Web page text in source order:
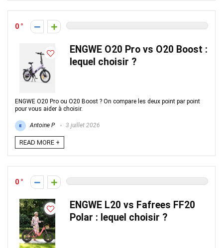
0
ENGWE O20 Pro vs O20 Boost :
lequel choisir ?
ENGWE O20 Pro ou O20 Boost ? On compare les deux point par point
pour vous aider à choisir.
Antoine P 3 juillet 2026
READ MORE +
0
ENGWE L20 vs Fafrees FF20
Polar : lequel choisir ?